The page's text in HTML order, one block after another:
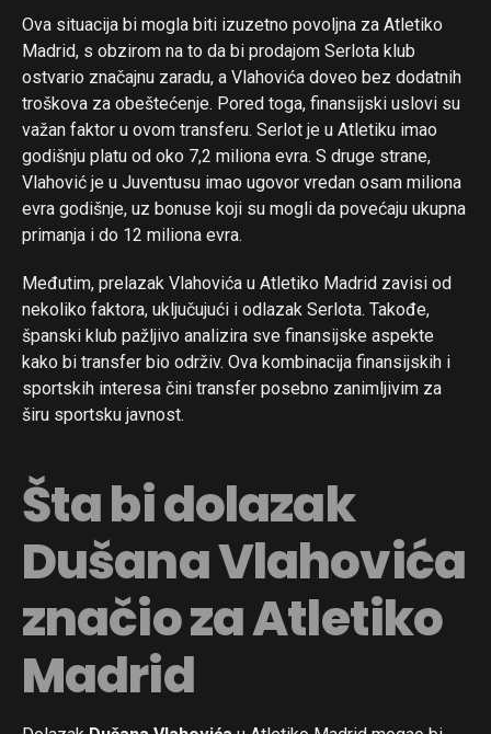
Ova situacija bi mogla biti izuzetno povoljna za Atletiko
Madrid, s obzirom na to da bi prodajom Serlota klub
ostvario značajnu zaradu, a Vlahovića doveo bez dodatnih
troškova za obeštećenje. Pored toga, finansijski uslovi su
važan faktor u ovom transferu. Serlot je u Atletiku imao
godišnju platu od oko 7,2 miliona evra. S druge strane,
Vlahović je u Juventusu imao ugovor vredan osam miliona
evra godišnje, uz bonuse koji su mogli da povećaju ukupna
primanja i do 12 miliona evra.
Međutim, prelazak Vlahovića u Atletiko Madrid zavisi od
nekoliko faktora, uključujući i odlazak Serlota. Takođe,
španski klub pažljivo analizira sve finansijske aspekte
kako bi transfer bio održiv. Ova kombinacija finansijskih i
sportskih interesa čini transfer posebno zanimljivim za
širu sportsku javnost.
Šta bi dolazak
Dušana Vlahovića
značio za Atletiko
Madrid